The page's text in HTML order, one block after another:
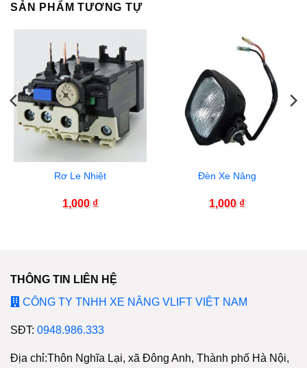
SẢN PHẨM TƯƠNG TỰ
Rơ Le Nhiệt
1,000 ₫
Đèn Xe Nâng
1,000 ₫
THÔNG TIN LIÊN HỆ
CÔNG TY TNHH XE NÂNG VLIFT VIỆT NAM
SĐT: 0948.986.333
Địa chỉ:Thôn Nghĩa Lại, xã Đông Anh, Thành phố Hà Nội,